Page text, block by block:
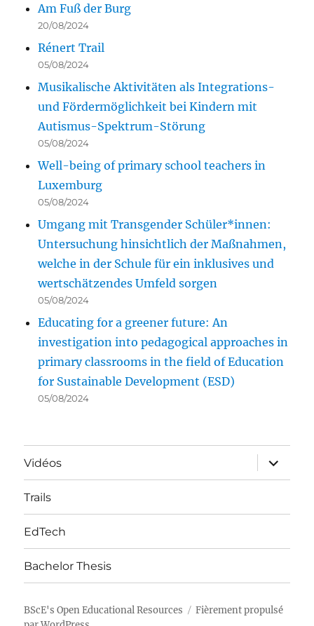
Am Fuß der Burg
20/08/2024
Rénert Trail
05/08/2024
Musikalische Aktivitäten als Integrations-
und Fördermöglichkeit bei Kindern mit
Autismus-Spektrum-Störung
05/08/2024
Well-being of primary school teachers in
Luxemburg
05/08/2024
Umgang mit Transgender Schüler*innen:
Untersuchung hinsichtlich der Maßnahmen,
welche in der Schule für ein inklusives und
wertschätzendes Umfeld sorgen
05/08/2024
Educating for a greener future: An
investigation into pedagogical approaches in
primary classrooms in the field of Education
for Sustainable Development (ESD)
05/08/2024
Vidéos
ouvrir
le
sous-
Trails
EdTech
Bachelor Thesis
BScE's Open Educational Resources
Fièrement propulsé